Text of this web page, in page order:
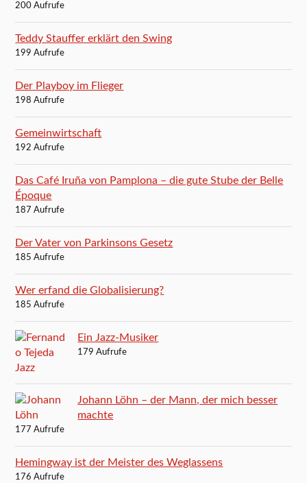
200 Aufrufe
Teddy Stauffer erklärt den Swing
199 Aufrufe
Der Playboy im Flieger
198 Aufrufe
Gemeinwirtschaft
192 Aufrufe
Das Café Iruña von Pamplona – die gute Stube der Belle
Époque
187 Aufrufe
Der Vater von Parkinsons Gesetz
185 Aufrufe
Wer erfand die Globalisierung?
185 Aufrufe
Ein Jazz-Musiker
179 Aufrufe
Johann Löhn – der Mann, der mich besser
machte
177 Aufrufe
Hemingway ist der Meister des Weglassens
176 Aufrufe